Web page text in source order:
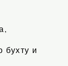
бухту и